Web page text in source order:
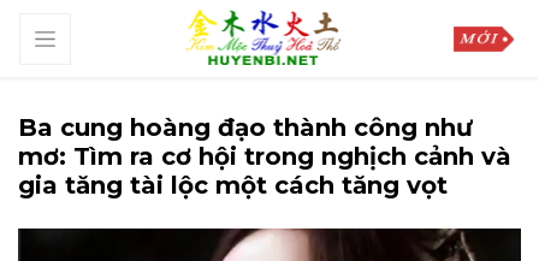
Ba cung hoàng đạo thành công như
mơ: Tìm ra cơ hội trong nghịch cảnh và
gia tăng tài lộc một cách tăng vọt